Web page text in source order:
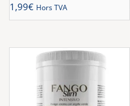
1,99€ Hors TVA